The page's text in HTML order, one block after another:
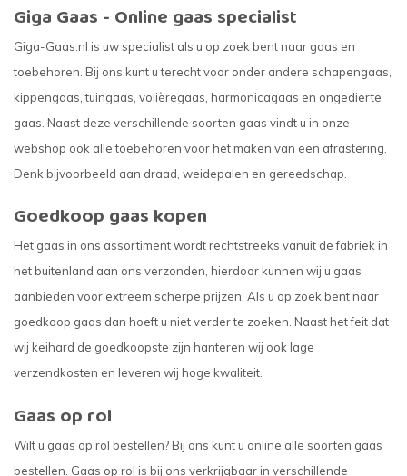
Giga Gaas - Online gaas specialist
Giga-Gaas.nl is uw specialist als u op zoek bent naar gaas en
toebehoren. Bij ons kunt u terecht voor onder andere schapengaas,
kippengaas, tuingaas, volièregaas, harmonicagaas en ongedierte
gaas. Naast deze verschillende soorten gaas vindt u in onze
webshop ook alle toebehoren voor het maken van een afrastering.
Denk bijvoorbeeld aan draad, weidepalen en gereedschap.
Goedkoop gaas kopen
Het gaas in ons assortiment wordt rechtstreeks vanuit de fabriek in
het buitenland aan ons verzonden, hierdoor kunnen wij u gaas
aanbieden voor extreem scherpe prijzen. Als u op zoek bent naar
goedkoop gaas dan hoeft u niet verder te zoeken. Naast het feit dat
wij keihard de goedkoopste zijn hanteren wij ook lage
verzendkosten en leveren wij hoge kwaliteit.
Gaas op rol
Wilt u gaas op rol bestellen? Bij ons kunt u online alle soorten gaas
bestellen. Gaas op rol is bij ons verkrijgbaar in verschillende